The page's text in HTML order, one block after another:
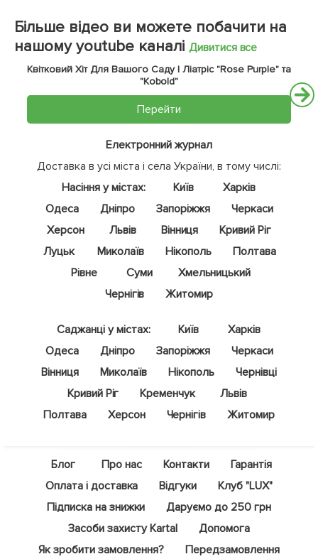
Більше відео ви можете побачити на
нашому youtube каналі Дивитися все
Квітковий Хіт Для Вашого Саду | Ліатріс "Rose Purple" та
"Kobold"
Перейти
Електронний журнал
Доставка в усі міста і села України, в тому числі:
Насіння у містах:
Київ
Харків
Одеса
Дніпро Запоріжжя
Черкаси
Херсон
Львів Вінниця
Кривий Ріг
Луцьк
Миколаїв Нікополь
Полтава
Рівне
Суми
Хмельницький
Чернігів
Житомир
Саджанці у містах: Київ
Харків
Одеса
Дніпро Запоріжжя
Черкаси
Вінниця
Миколаїв Нікополь
Чернівці
Кривий Ріг
Кременчук
Львів
Полтава
Херсон Чернігів Житомир
Блог Про нас Контакти
Гарантія
Оплата і доставка
Відгуки
Клуб "LUX"
Підписка на знижки
Даруємо до 250 грн
Засоби захисту Kartal
Допомога
Як зробити замовлення?
Передзамовлення